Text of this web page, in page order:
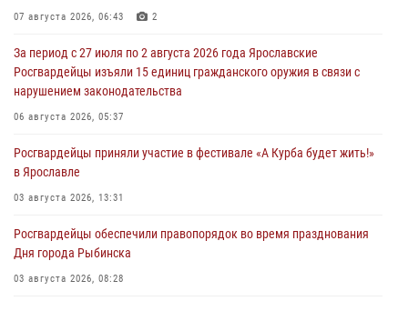
07 августа 2026, 06:43 2
За период с 27 июля по 2 августа 2026 года Ярославские
Росгвардейцы изъяли 15 единиц гражданского оружия в связи с
нарушением законодательства
06 августа 2026, 05:37
Росгвардейцы приняли участие в фестивале «А Курба будет жить!»
в Ярославле
03 августа 2026, 13:31
Росгвардейцы обеспечили правопорядок во время празднования
Дня города Рыбинска
03 августа 2026, 08:28